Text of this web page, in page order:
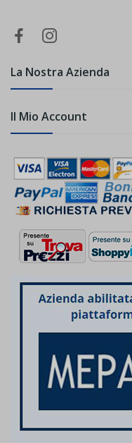
La Nostra Azienda
Il Mio Account